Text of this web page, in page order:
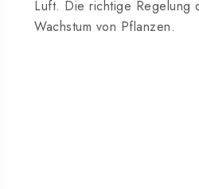
Luft. Die richtige Regelung
Wachstum von Pflanzen.